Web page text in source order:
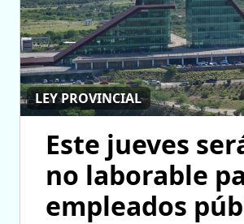
LEY PROVINCIAL
Este jueves
no laborable
empleados